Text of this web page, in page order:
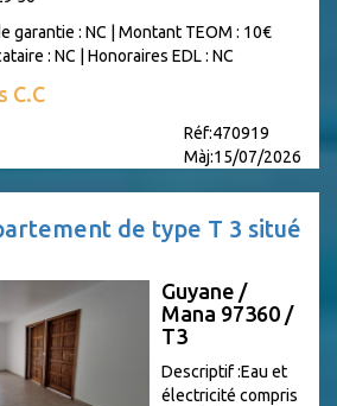
garantie : NC | Montant TEOM : 10€
: NC | Honoraires EDL : NC
C.C
Réf:470919
Màj:15/07/2026
de type T 3 situé
Guyane /
Mana 97360 /
T3
Descriptif :Eau et
électricité compris